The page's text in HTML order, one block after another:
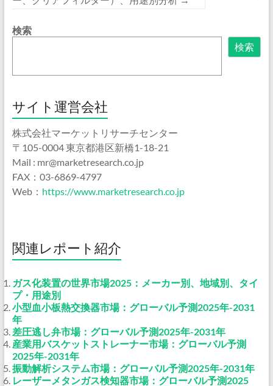
検索
検索
サイト運営会社
株式会社マーケットリサーチセンター
〒105-0004 東京都港区新橋1-18-21
Mail : mr@marketresearch.co.jp
FAX：03-6869-4797
Web： https://www.marketresearch.co.jp
関連レポート紹介
ガス化装置の世界市場2025：メーカー別、地域別、タイ
プ・用途別
小型血小板熱交換器市場：グローバル予測2025年-2031
年
差圧逃し弁市場：グローバル予測2025年-2031年
産業用バスケットストレーナー市場：グローバル予測
2025年-2031年
振動解析システム市場：グローバル予測2025年-2031年
レーザーメタンガス検知器市場：グローバル予測2025